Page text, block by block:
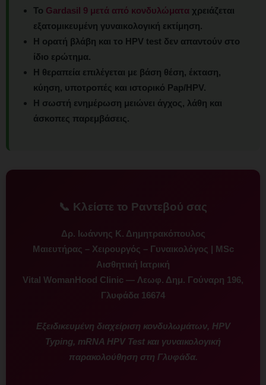
Το Gardasil 9 μετά από κονδυλώματα χρειάζεται
εξατομικευμένη γυναικολογική εκτίμηση.
Η ορατή βλάβη και το HPV test δεν απαντούν στο
ίδιο ερώτημα.
Η θεραπεία επιλέγεται με βάση θέση, έκταση,
κύηση, υποτροπές και ιστορικό Pap/HPV.
Η σωστή ενημέρωση μειώνει άγχος, λάθη και
άσκοπες παρεμβάσεις.
📞 Κλείστε το Ραντεβού σας
Δρ. Ιωάννης Κ. Δημητρακόπουλος
Μαιευτήρας – Χειρουργός – Γυναικολόγος | MSc
Αισθητική Ιατρική
Vital WomanHood Clinic — Λεωφ. Δημ. Γούναρη 196,
Γλυφάδα 16674
Εξειδικευμένη διαχείριση κονδυλωμάτων, HPV
Typing, mRNA HPV Test και γυναικολογική
παρακολούθηση στη Γλυφάδα.